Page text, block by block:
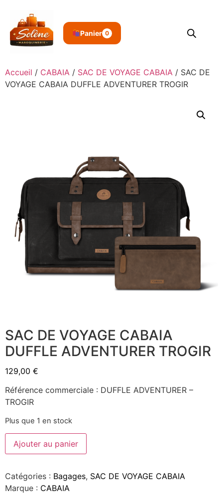
Panier 0
Accueil / CABAIA / SAC DE VOYAGE CABAIA / SAC DE
VOYAGE CABAIA DUFFLE ADVENTURER TROGIR
SAC DE VOYAGE CABAIA
DUFFLE ADVENTURER TROGIR
129,00 €
Référence commerciale : DUFFLE ADVENTURER –
TROGIR
Plus que 1 en stock
Ajouter au panier
Catégories : Bagages, SAC DE VOYAGE CABAIA
Marque : CABAIA